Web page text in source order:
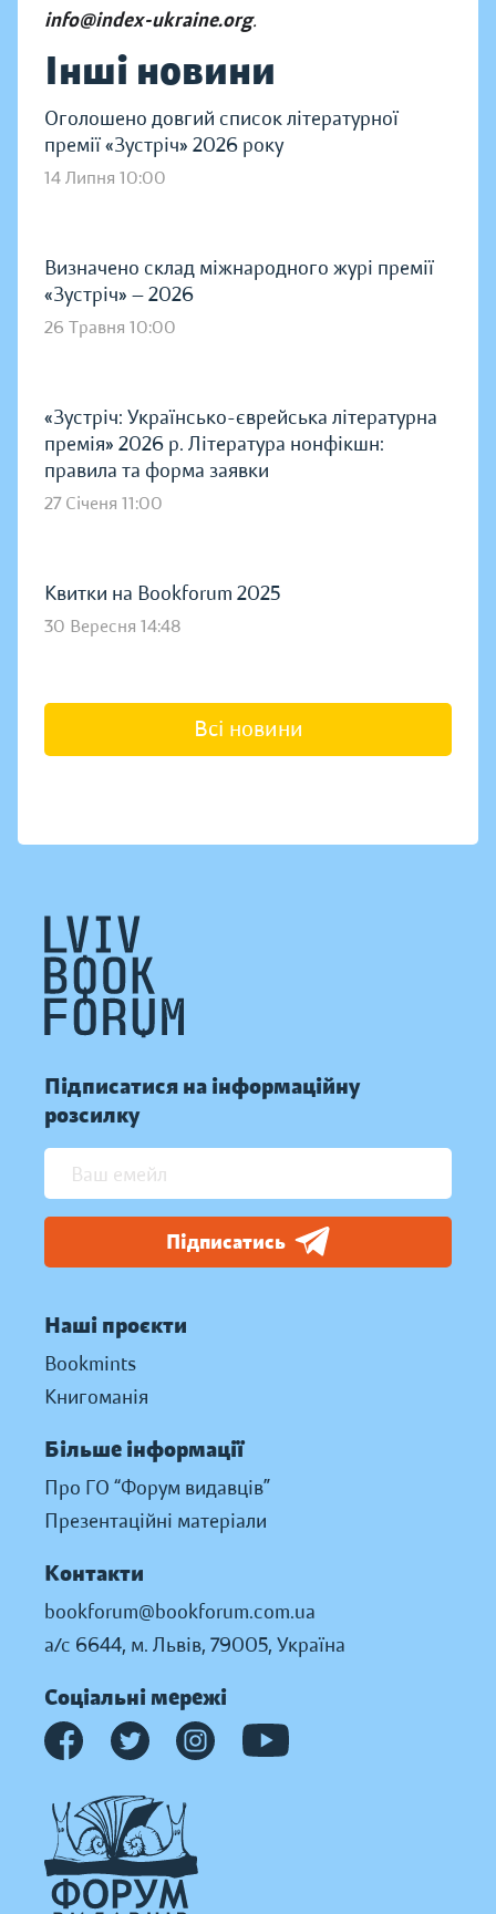
info@index-ukraine.org.
Інші новини
Оголошено довгий список літературної
премії «Зустріч» 2026 року
14 Липня 10:00
Визначено склад міжнародного журі премії
«Зустріч» — 2026
26 Травня 10:00
«Зустріч: Українсько-єврейська літературна
премія» 2026 р. Література нонфікшн:
правила та форма заявки
27 Січеня 11:00
Квитки на Bookforum 2025
30 Вересня 14:48
Всі новини
Підписатися на інформаційну
розсилку
Підписатись
Наші проєкти
Bookmints
Книгоманія
Більше інформації
Про ГО “Форум видавців”
Презентаційні матеріали
Контакти
bookforum@bookforum.com.ua
а/с 6644, м. Львів, 79005, Україна
Соціальні мережі